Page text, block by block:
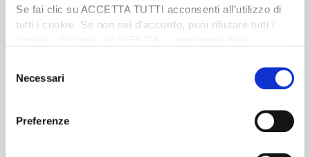
Se fai clic su ACCETTA TUTTI acconsenti all’utilizzo di
tutti i cookie. Se non sei d’accordo, puoi rifiutare tutti i
desideri accettare e cliccando ACCETTA SELEZIONATI.
delNecessari
Preferenze